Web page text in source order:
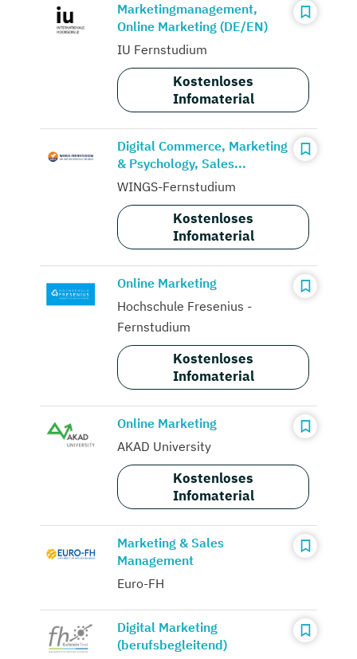
Marketingmanagement,
Online Marketing (DE/EN)
IU Fernstudium
Kostenloses
Infomaterial
Digital Commerce, Marketing
& Psychology, Sales...
WINGS-Fernstudium
Kostenloses
Infomaterial
Online Marketing
Hochschule Fresenius -
Fernstudium
Kostenloses
Infomaterial
Online Marketing
AKAD University
Kostenloses
Infomaterial
Marketing & Sales
Management
Euro-FH
Digital Marketing
(berufsbegleitend)